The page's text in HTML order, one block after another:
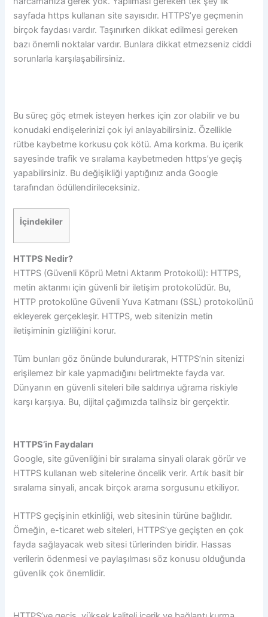
sayfada https kullanan site sayısıdır. HTTPS’ye geçmenin
birçok faydası vardır. Taşınırken dikkat edilmesi gereken
bazı önemli noktalar vardır. Bunlara dikkat etmezseniz ciddi
sorunlarla karşılaşabilirsiniz.
Bu süreç göç etmek isteyen herkes için zor olabilir ve bu
konudaki endişelerinizi çok iyi anlayabilirsiniz. Özellikle
rütbe kaybetme korkusu çok kötü. Ama korkma. Bu içerik
sayesinde trafik ve sıralama kaybetmeden https’ye geçiş
yapabilirsiniz. Bu değişikliği yaptığınız anda Google
tarafından ödüllendirileceksiniz.
İçindekiler
HTTPS Nedir?
HTTPS (Güvenli Köprü Metni Aktarım Protokolü): HTTPS,
metin aktarımı için güvenli bir iletişim protokolüdür. Bu,
HTTP protokolüne Güvenli Yuva Katmanı (SSL) protokolünü
ekleyerek gerçekleşir. HTTPS, web sitenizin metin
iletişiminin gizliliğini korur.
Tüm bunları göz önünde bulundurarak, HTTPS’nin sitenizi
erişilemez bir kale yapmadığını belirtmekte fayda var.
Dünyanın en güvenli siteleri bile saldırıya uğrama riskiyle
karşı karşıya. Bu, dijital çağımızda talihsiz bir gerçektir.
HTTPS’in Faydaları
Google, site güvenliğini bir sıralama sinyali olarak görür ve
HTTPS kullanan web sitelerine öncelik verir. Artık basit bir
sıralama sinyali, ancak birçok arama sorgusunu etkiliyor.
HTTPS geçişinin etkinliği, web sitesinin türüne bağlıdır.
Örneğin, e-ticaret web siteleri, HTTPS’ye geçişten en çok
fayda sağlayacak web sitesi türlerinden biridir. Hassas
verilerin ödenmesi ve paylaşılması söz konusu olduğunda
güvenlik çok önemlidir.